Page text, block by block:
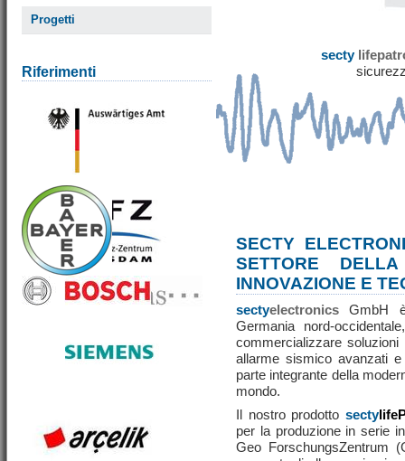
Progetti
Riferimenti
secty
SECTY
SETTORE
INNOVAZIONE E
sectyelectronics GmbH
Germania nord-
commercializzare
allarme sismico avanzati
parte integrante della
mondo.
Il nostro prodotto secty
per la produzione in serie
Geo ForschungsZentrum